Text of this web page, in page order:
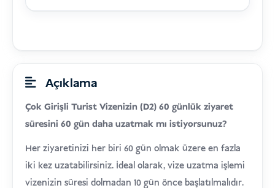
Açıklama
Çok Girişli Turist Vizenizin (D2) 60 günlük ziyaret
süresini 60 gün daha uzatmak mı istiyorsunuz?
Her ziyaretinizi her biri 60 gün olmak üzere en fazla
iki kez uzatabilirsiniz. İdeal olarak, vize uzatma işlemi
vizenizin süresi dolmadan 10 gün önce başlatılmalıdır.